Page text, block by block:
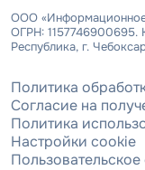
ООО «Информационное
ОГРН: 1157746900695.
Республика, г.
Политика
Согласие на
Политика
Настройки cookie